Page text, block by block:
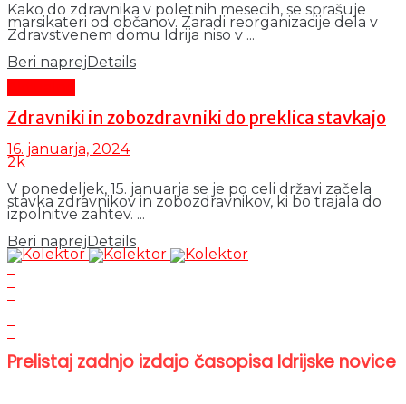
Kako do zdravnika v poletnih mesecih, se sprašuje
marsikateri od občanov. Zaradi reorganizacije dela v
Zdravstvenem domu Idrija niso v ...
Beri naprejDetails
Zdravniki in zobozdravniki do preklica stavkajo
16. januarja, 2024
2k
V ponedeljek, 15. januarja se je po celi državi začela
stavka zdravnikov in zobozdravnikov, ki bo trajala do
izpolnitve zahtev. ...
Beri naprejDetails
Prelistaj zadnjo izdajo časopisa Idrijske novice